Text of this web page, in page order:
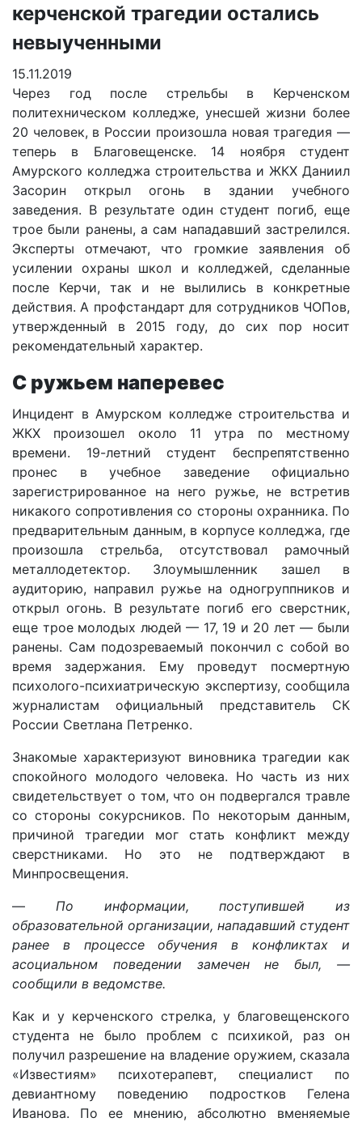
керченской трагедии остались
невыученными
15.11.2019
Через год после стрельбы в Керченском
политехническом колледже, унесшей жизни более
20 человек, в России произошла новая трагедия —
теперь в Благовещенске. 14 ноября студент
Амурского колледжа строительства и ЖКХ Даниил
Засорин открыл огонь в здании учебного
заведения. В результате один студент погиб, еще
трое были ранены, а сам нападавший застрелился.
Эксперты отмечают, что громкие заявления об
усилении охраны школ и колледжей, сделанные
после Керчи, так и не вылились в конкретные
действия. А профстандарт для сотрудников ЧОПов,
утвержденный в 2015 году, до сих пор носит
рекомендательный характер.
С ружьем наперевес
Инцидент в Амурском колледже строительства и
ЖКХ произошел около 11 утра по местному
времени. 19-летний студент беспрепятственно
пронес в учебное заведение официально
зарегистрированное на него ружье, не встретив
никакого сопротивления со стороны охранника. По
предварительным данным, в корпусе колледжа, где
произошла стрельба, отсутствовал рамочный
металлодетектор. Злоумышленник зашел в
аудиторию, направил ружье на одногруппников и
открыл огонь. В результате погиб его сверстник,
еще трое молодых людей — 17, 19 и 20 лет — были
ранены. Сам подозреваемый покончил с собой во
время задержания. Ему проведут посмертную
психолого-психиатрическую экспертизу, сообщила
журналистам официальный представитель СК
России Светлана Петренко.
Знакомые характеризуют виновника трагедии как
спокойного молодого человека. Но часть из них
свидетельствует о том, что он подвергался травле
со стороны сокурсников. По некоторым данным,
причиной трагедии мог стать конфликт между
сверстниками. Но это не подтверждают в
Минпросвещения.
— По информации, поступившей из
образовательной организации, нападавший студент
ранее в процессе обучения в конфликтах и
асоциальном поведении замечен не был, —
сообщили в ведомстве.
Как и у керченского стрелка, у благовещенского
студента не было проблем с психикой, раз он
получил разрешение на владение оружием, сказала
«Известиям» психотерапевт, специалист по
девиантному поведению подростков Гелена
Иванова. По ее мнению, абсолютно вменяемые